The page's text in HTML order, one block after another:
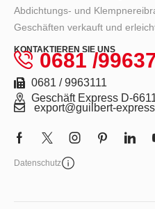
Abdichtungs- und
Geschäften verkauft und
KONTAKTIEREN SIE UNS
0681 /
0681 / 9963111
Geschäft Express D-
export@guilbert-
Datenschutz